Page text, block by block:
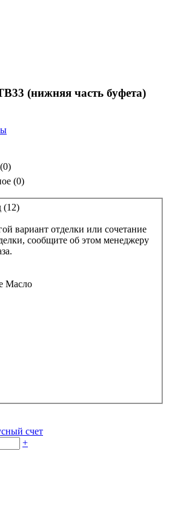
(нижняя часть буфета)
(0)
(0)
(12)
вариант отделки или сочетание
сообщите об этом менеджеру
Масло
счет
+